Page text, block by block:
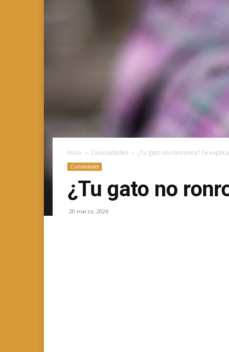
Inicio Curiosidades ¿Tu gato no ronronea? Te
Curiosidades
¿Tu gato no
20 marzo, 2024